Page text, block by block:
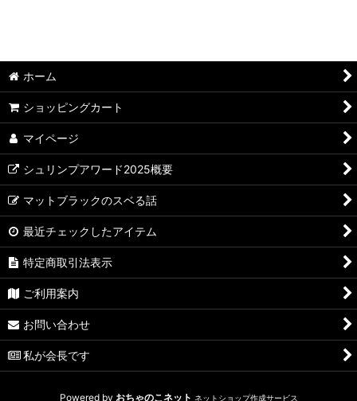
ホーム
ショッピングカート
マイページ
シュリンプアワード2025概要
マットブラックのスベる話
最近チェックしたアイテム
特定商取引法表示
ご利用案内
お問い合わせ
私が会長です
Powered by おちゃのこネット ネットショップ作成サービス